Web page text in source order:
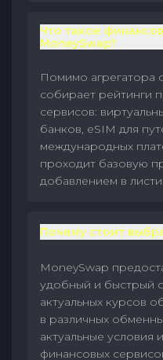
Что такое
MoneySwap?
Помимо агрегатора
собирает рейтинги
сервисов:
банков, eSIM для
международных
проходит базовую
добавлением в
Почему стоит
MoneySwap
удобный и быстрый
актуальных курсов
в различных
актуальные условия
финансовых